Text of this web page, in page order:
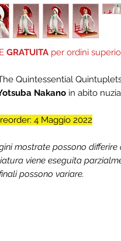
GRATUITA per ordini
Quintessential
Nakano in abito
4 Maggio 2022
mostrate possono
viene eseguita
possono variare.